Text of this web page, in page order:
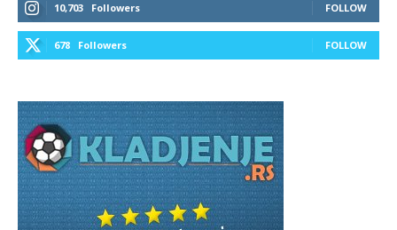
10,703 Followers FOLLOW
678 Followers FOLLOW